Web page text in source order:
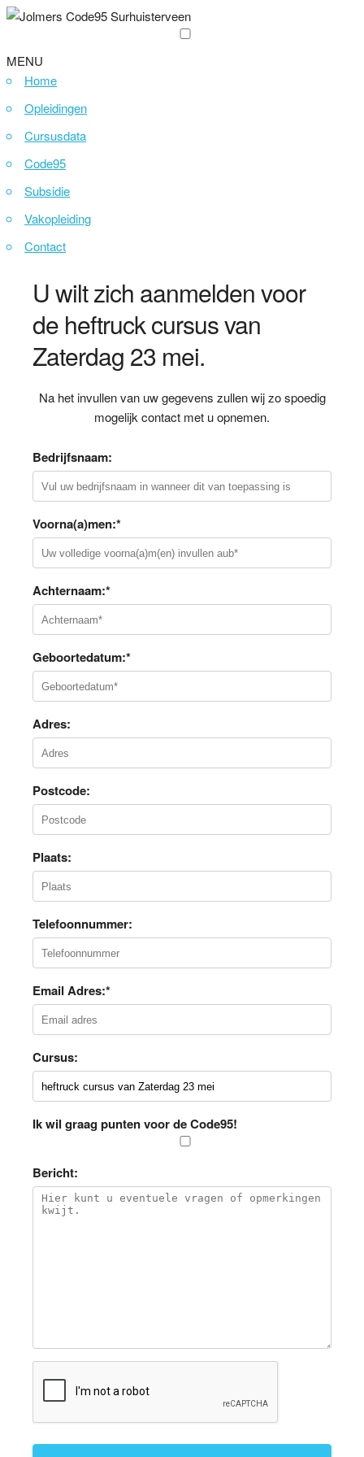
MENU
Home
Opleidingen
Cursusdata
Code95
Subsidie
Vakopleiding
Contact
U wilt zich aanmelden voor
de heftruck cursus van
Zaterdag 23 mei.
Na het invullen van uw gegevens zullen wij zo spoedig
mogelijk contact met u opnemen.
Bedrijfsnaam:
Voorna(a)men:*
Achternaam:*
Geboortedatum:*
Adres:
Postcode:
Plaats:
Telefoonnummer:
Email Adres:*
Cursus:
Ik wil graag punten voor de Code95!
Bericht: